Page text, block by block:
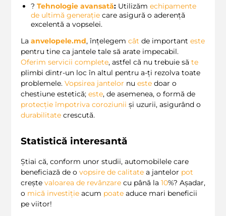
? Tehnologie avansată: Utilizăm echipamente
de ultimă generație care asigură o aderență
excelentă a vopselei.
La anvelopele.md, înțelegem cât de important este
pentru tine ca jantele tale să arate impecabil.
Oferim servicii complete, astfel că nu trebuie să te
plimbi dintr-un loc în altul pentru a-ți rezolva toate
problemele. Vopsirea jantelor nu este doar o
chestiune estetică; este, de asemenea, o formă de
protecție împotriva coroziunii și uzurii, asigurând o
durabilitate crescută.
Statistică interesantă
Știai că, conform unor studii, automobilele care
beneficiază de o vopsire de calitate a jantelor pot
crește valoarea de revânzare cu până la 10%? Așadar,
o mică investiție acum poate aduce mari beneficii
pe viitor!